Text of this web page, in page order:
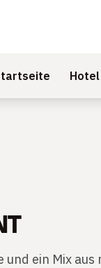
Hotel
ein Mix